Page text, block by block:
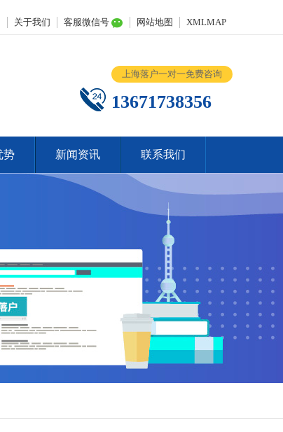
关于我们 客服微信号 网站地图 XMLMAP
上海落户一对一免费咨询
13671738356
势 新闻资讯 联系我们